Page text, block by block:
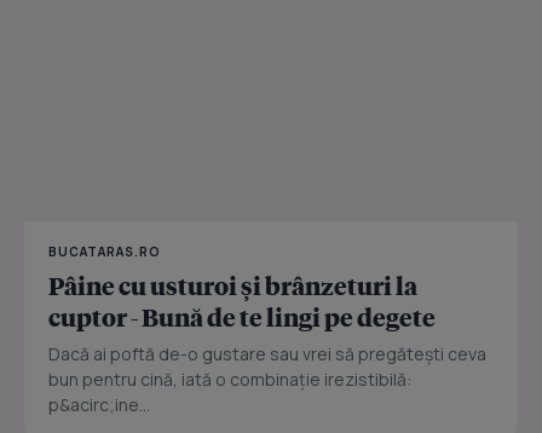
BUCATARAS.RO
Pâine cu usturoi și brânzeturi la
cuptor - Bună de te lingi pe degete
Dacă ai poftă de-o gustare sau vrei să pregătești ceva
bun pentru cină, iată o combinație irezistibilă:
p&acirc;ine...